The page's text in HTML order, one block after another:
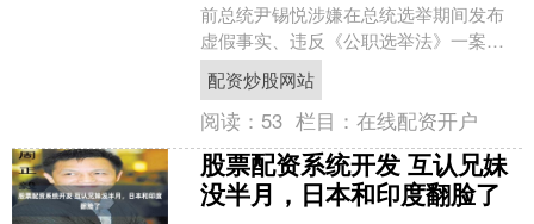
前总统尹锡悦涉嫌在总统选举期间发布
虚假事实、违反《公职选举法》一案进
行一审宣判，尹锡悦被判有罪，判处有
期徒刑1年6个月。....
配资炒股网站
阅读： 53 栏目：在线配资开户
股票配资系统开发 互认兄妹
没半月，日本和印度翻脸了